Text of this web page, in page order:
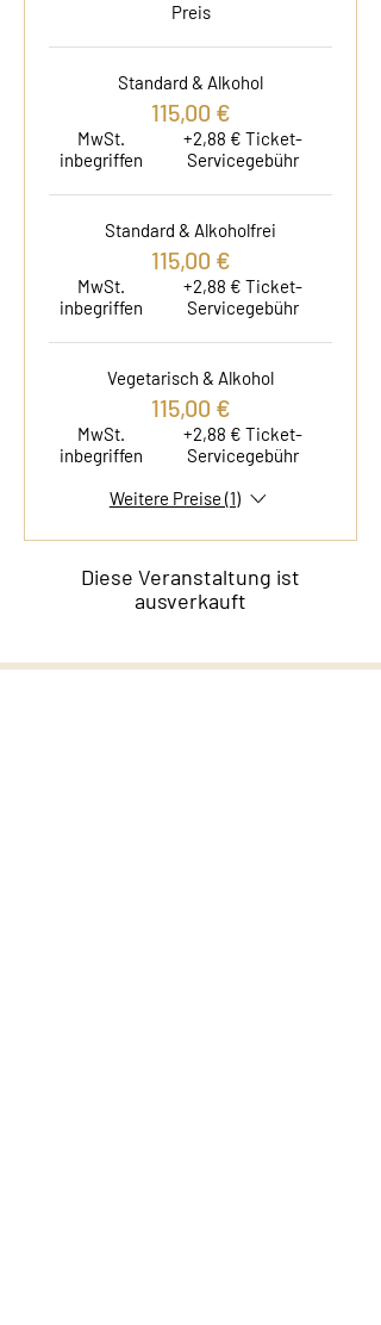
Preis
Standard & Alkohol
115,00 €
MwSt.
inbegriffen
+2,88 € Ticket-
Servicegebühr
Standard & Alkoholfrei
115,00 €
MwSt.
inbegriffen
+2,88 € Ticket-
Servicegebühr
Vegetarisch & Alkohol
115,00 €
MwSt.
inbegriffen
+2,88 € Ticket-
Servicegebühr
Weitere Preise (1)
Diese Veranstaltung ist
ausverkauft